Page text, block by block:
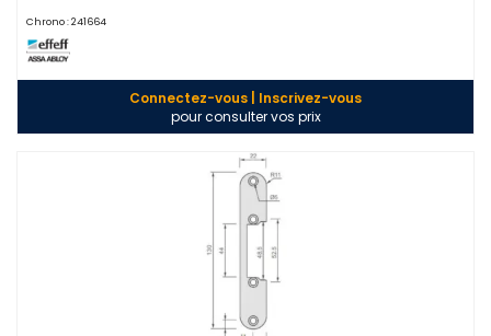
Chrono : 241664
Connectez-vous | Inscrivez-vous
pour consulter vos prix